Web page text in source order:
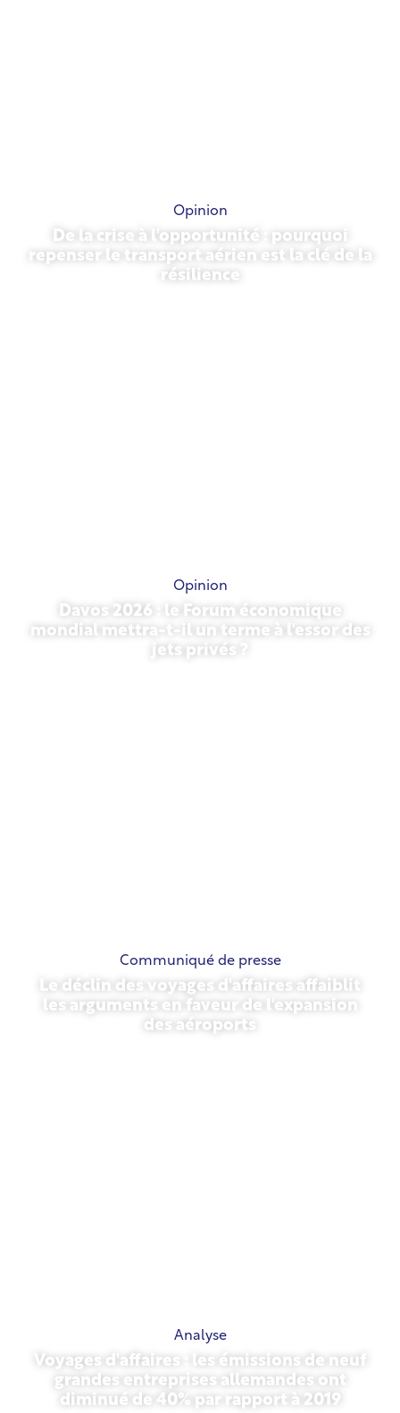
Opinion
De la crise à l'opportunité : pourquoi
repenser le transport aérien est la clé de la
résilience
Opinion
Davos 2026 : le Forum économique
mondial mettra-t-il un terme à l'essor des
jets privés ?
Communiqué de presse
Le déclin des voyages d'affaires affaiblit
les arguments en faveur de l'expansion
des aéroports
Analyse
Voyages d'affaires : les émissions de neuf
grandes entreprises allemandes ont
diminué de 40% par rapport à 2019